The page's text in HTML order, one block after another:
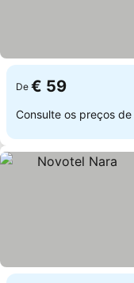
De € 59
Consulte os preços de